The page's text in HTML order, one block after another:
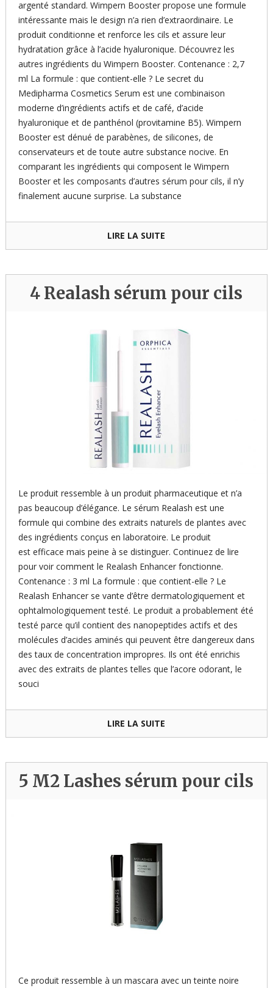
argenté standard. Wimpern Booster propose une formule
intéressante mais le design n’a rien d’extraordinaire. Le
produit conditionne et renforce les cils et assure leur
hydratation grâce à l’acide hyaluronique. Découvrez les
autres ingrédients du Wimpern Booster. Contenance : 2,7
ml La formule : que contient-elle ? Le secret du
Medipharma Cosmetics Serum est une combinaison
moderne d’ingrédients actifs et de café, d’acide
hyaluronique et de panthénol (provitamine B5). Wimpern
Booster est dénué de parabènes, de silicones, de
conservateurs et de toute autre substance nocive. En
comparant les ingrédients qui composent le Wimpern
Booster et les composants d’autres sérum pour cils, il n’y
finalement aucune surprise. La substance
LIRE LA SUITE
4 Realash sérum pour cils
Le produit ressemble à un produit pharmaceutique et n’a
pas beaucoup d’élégance. Le sérum Realash est une
formule qui combine des extraits naturels de plantes avec
des ingrédients conçus en laboratoire. Le produit
est efficace mais peine à se distinguer. Continuez de lire
pour voir comment le Realash Enhancer fonctionne.
Contenance : 3 ml La formule : que contient-elle ? Le
Realash Enhancer se vante d’être dermatologiquement et
ophtalmologiquement testé. Le produit a probablement été
testé parce qu’il contient des nanopeptides actifs et des
molécules d’acides aminés qui peuvent être dangereux dans
des taux de concentration impropres. Ils ont été enrichis
avec des extraits de plantes telles que l’acore odorant, le
souci
LIRE LA SUITE
5 M2 Lashes sérum pour cils
Ce produit ressemble à un mascara avec un teinte noire